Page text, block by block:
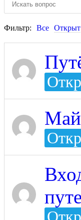
Фильтр: Все Открыт